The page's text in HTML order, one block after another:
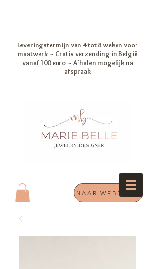
Leveringstermijn van 4 tot 8 weken voor
maatwerk ~ Gratis verzending in België
vanaf 100 euro ~ Afhalen mogelijk na
afspraak
NAAR WEBSHOP